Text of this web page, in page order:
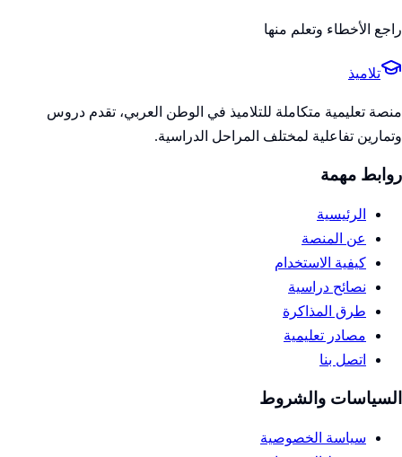
راجع الأخطاء وتعلم منها
تلاميذ
منصة تعليمية متكاملة للتلاميذ في الوطن العربي، تقدم دروس
وتمارين تفاعلية لمختلف المراحل الدراسية.
روابط مهمة
الرئيسية
عن المنصة
كيفية الاستخدام
نصائح دراسية
طرق المذاكرة
مصادر تعليمية
اتصل بنا
السياسات والشروط
سياسة الخصوصية